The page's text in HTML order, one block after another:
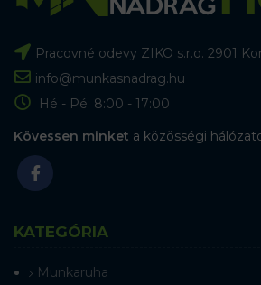
Pracovné odevy ZIKO s.r.o. 2901
info@munkasnadrag.hu
Hé - Pé: 8:00 - 17:00
Kövessen minket a közösségi
KATEGÓRIA
Munkaruha